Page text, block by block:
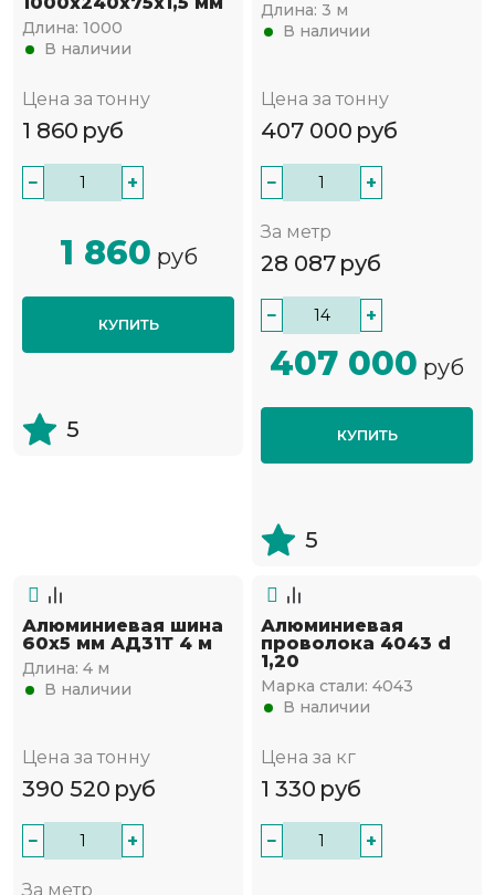
Длина: 1000
В наличии
Цена за тонну
1 860 руб
− +
1 860 руб
КУПИТЬ
5
Длина: 3 м
В наличии
Цена за тонну
407 000 руб
− +
За метр
28 087 руб
− +
407 000 руб
КУПИТЬ
5
Алюминиевая шина
60x5 мм АД31Т 4 м
Длина: 4 м
В наличии
Цена за тонну
390 520 руб
− +
За метр
Алюминиевая
проволока 4043 d
1,20
Марка стали: 4043
В наличии
Цена за кг
1 330 руб
− +